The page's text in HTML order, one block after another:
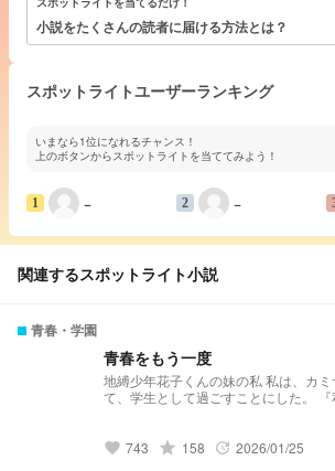
小説をたくさんの読者に届ける方法とは？
スポットライトユーザーランキング
いまなら1位になれるチャンス！
上のボタンからスポットライトを当ててみよう！
1 − 2 −
関連するスポットライト小説
青春・学園
青春をもう一度
地縛少年花子くんの妹の私 私は、カ
て、学生として過ごすことにした。 『私って美少女だから
favorite 743 grade 158 update 2026/01/25